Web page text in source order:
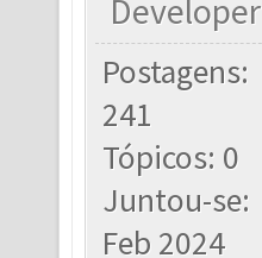
Developer
Postagens:
241
Tópicos: 0
Juntou-se:
Feb 2024